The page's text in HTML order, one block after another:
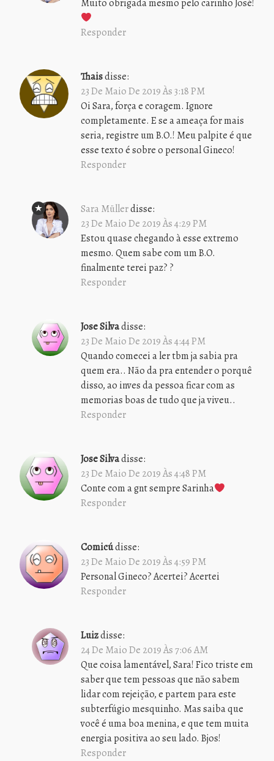
Muito obrigada mesmo pelo carinho José!
Responder
Thaisdisse:
23 De Maio De 2019 Às 3:18 PM
Oi Sara, força e coragem. Ignore
completamente. E se a ameaça for mais
seria, registre um B.O.! Meu palpite é que
esse texto é sobre o personal Gineco!
Responder
Sara Müllerdisse:
23 De Maio De 2019 Às 4:29 PM
Estou quase chegando à esse extremo
mesmo. Quem sabe com um B.O.
finalmente terei paz? ?
Responder
Jose Silvadisse:
23 De Maio De 2019 Às 4:44 PM
Quando comecei a ler tbm ja sabia pra
quem era.. Não da pra entender o porquê
disso, ao inves da pessoa ficar com as
memorias boas de tudo que ja viveu..
Responder
Jose Silvadisse:
23 De Maio De 2019 Às 4:48 PM
Conte com a gnt sempre Sarinha
Responder
Comicúdisse:
23 De Maio De 2019 Às 4:59 PM
Personal Gineco? Acertei? Acertei
Responder
Luizdisse:
24 De Maio De 2019 Às 7:06 AM
Que coisa lamentável, Sara! Fico triste em
saber que tem pessoas que não sabem
lidar com rejeição, e partem para este
subterfúgio mesquinho. Mas saiba que
você é uma boa menina, e que tem muita
energia positiva ao seu lado. Bjos!
Responder